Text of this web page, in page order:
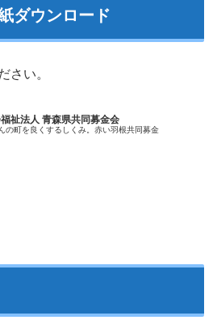
ダウンロード
さい。
祉法人 青森県共同募金会
の町を良くするしくみ。赤い羽根共同募金